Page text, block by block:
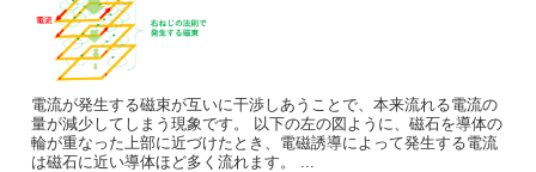
電流が発生する磁束が互いに干渉しあうことで、本来流れる電流の
量が減少してしまう現象です。 以下の左の図ように、磁石を導体の
輪が重なった上部に近づけたとき、電磁誘導によって発生する電流
は磁石に近い導体ほど多く流れます。 ...